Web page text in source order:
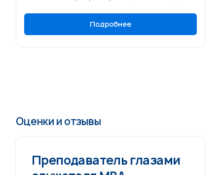
Подробнее
Оценки и отзывы
Преподаватель глазами